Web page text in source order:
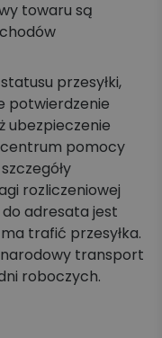
towaru są
przesyłki,
potwierdzenie
ubezpieczenie
centrum pomocy
rozliczeniowej
adresata jest
trafić przesyłka.
transport
roboczych.